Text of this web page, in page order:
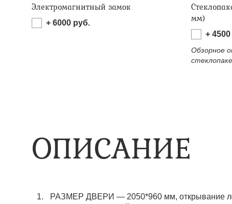
Электромагнитный замок
+ 6000 руб.
мм)
+ 4500
Обзорное
ОПИСАНИЕ
РАЗМЕР ДВЕРИ — 2050*960 мм, открывание